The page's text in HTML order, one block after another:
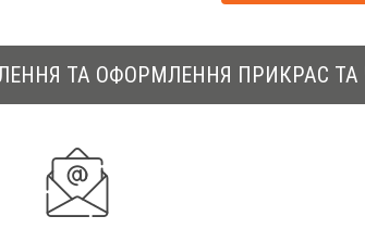
ТА ОФОРМЛЕННЯ ПРИКРАС ТА